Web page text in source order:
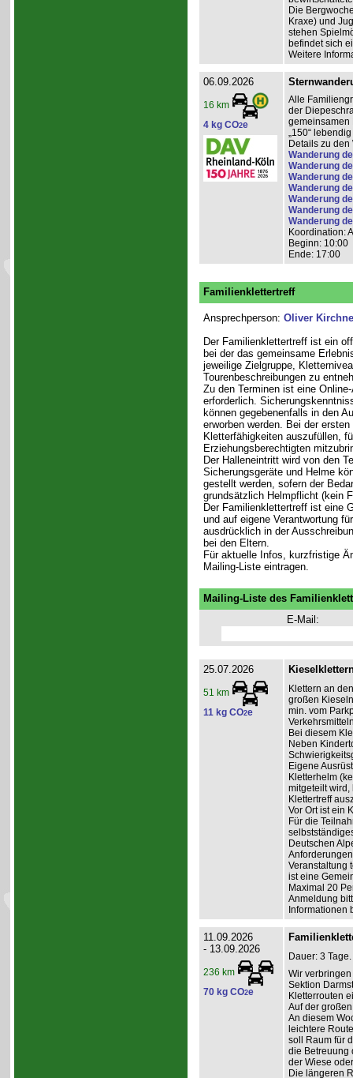
Die
Kraxe) und
stehen
befindet sich
Weitere
06.09.2026
16 km
4 kg CO2e
Alle
der
gemeinsamen
„150“
Details zu
Wanderung
Wanderung
Wanderung
Wanderung
Wanderung
Wanderung
Wanderung
Koordination:
Beginn: 10:00
Ende: 17:00
Familienklettertreff
Ansprechperson: Oliver
Der Familienklettertreff ist ein
bei der das gemeinsame
jeweilige Zielgruppe,
Tourenbeschreibungen zu
Zu den Terminen ist eine
erforderlich.
können gegebenenfalls in den
erworben werden. Bei der
Kletterfähigkeiten auszufüllen,
Erziehungsberechtigten
Der Halleneintritt wird von den
Sicherungsgeräte und Helme
gestellt werden, sofern der
grundsätzlich Helmpflicht (kein
Der Familienklettertreff ist eine
und auf eigene Verantwortung
ausdrücklich in der
bei den Eltern.
Für aktuelle Infos, kurzfristige
Mailing-Liste eintragen.
Mailing-Liste des
E-Mail:
25.07.2026
51 km
11 kg CO2e
Klettern an
großen
min. vom
Bei diesem
Neben
Eigene
Kletterhelm
mitgeteilt wird,
Klettertreff
Vor Ort ist ein
Für die
Deutschen
Veranstaltung
ist eine
Maximal 20
Anmeldung
Informationen
11.09.2026
- 13.09.2026
236 km
70 kg CO2e
Dauer: 3 Tage.
Wir
Sektion
Kletterrouten
Auf der
An diesem
leichtere
soll Raum für
die Betreuung
der Wiese
Die längeren